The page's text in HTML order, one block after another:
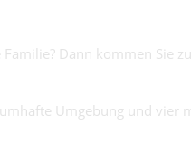
Dann kommen Sie
Umgebung und v ier